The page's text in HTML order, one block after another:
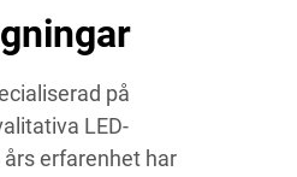
på
LED-
erfarenhet har